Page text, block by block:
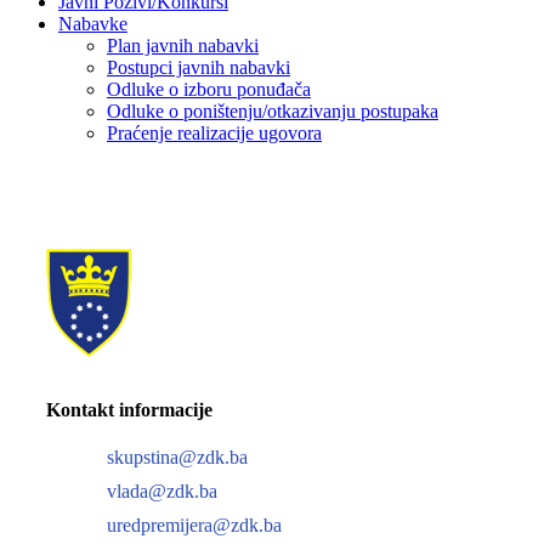
Nabavke
Plan javnih nabavki
Postupci javnih nabavki
Odluke o izboru ponuđača
Odluke o poništenju/otkazivanju postupaka
Praćenje realizacije ugovora
Kontakt informacije
skupstina@zdk.ba
vlada@zdk.ba
uredpremijera@zdk.ba